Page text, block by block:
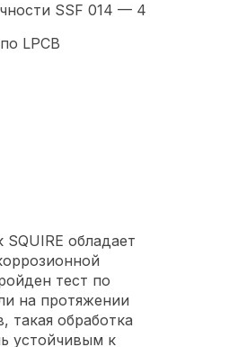
обладает
тест по
на протяжении
такая обработка
устойчивым к
SSF 014 — 4
LPCB